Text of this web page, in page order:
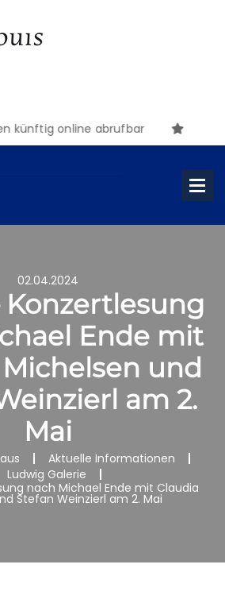
online abrufbar
02.04.2024
Konzertlesung
Ende mit
und
am 2.
Mai
Aktuelle Informationen
Ludwig Galerie
nach Michael Ende mit Claudia
Stefan Weinzierl am 2. Mai